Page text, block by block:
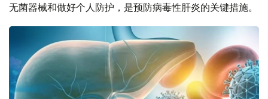
无菌器械和做好个人防护，是预防病毒性肝炎的关键措施。